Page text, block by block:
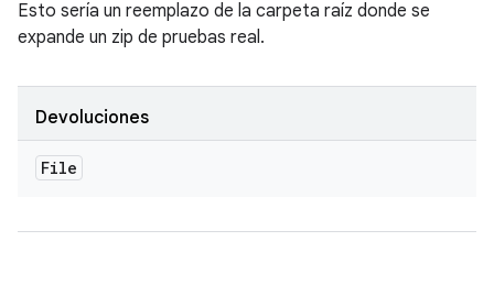
Esto sería un reemplazo de la carpeta raíz donde se
expande un zip de pruebas real.
Devoluciones
File